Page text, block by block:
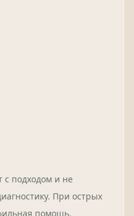
с подходом и не
При острых
помощь.